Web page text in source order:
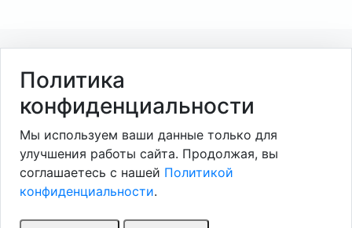
Политика
конфиденциальности
Мы используем ваши данные только для
улучшения работы сайта. Продолжая, вы
соглашаетесь с нашей Политикой
конфиденциальности.